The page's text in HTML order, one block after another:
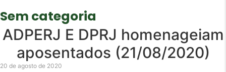
Sem categoria
ADPERJ E DPRJ homenageiam
aposentados (21/08/2020)
20 de agosto de 2020